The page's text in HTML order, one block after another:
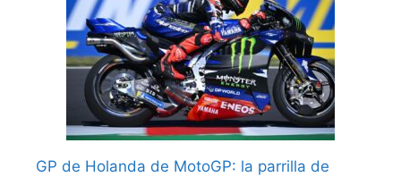
GP de Holanda de MotoGP: la parrilla de